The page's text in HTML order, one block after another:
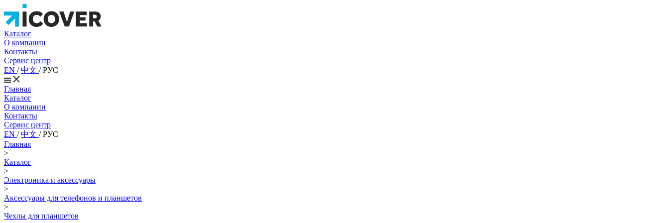
Каталог
О компании
Контакты
Сервис центр
EN /中文 /РУС
Главная
Каталог
О компании
Контакты
Сервис центр
EN /中文 /РУС
Главная
>
Каталог
>
Электроника и аксессуары
>
Аксессуары для телефонов и планшетов
>
Чехлы для планшетов